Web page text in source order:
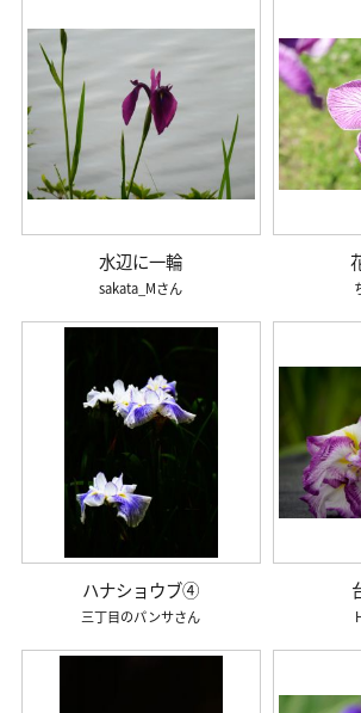
水辺に一輪
sakata_M
ハナショウブ④
三丁目のパンサ